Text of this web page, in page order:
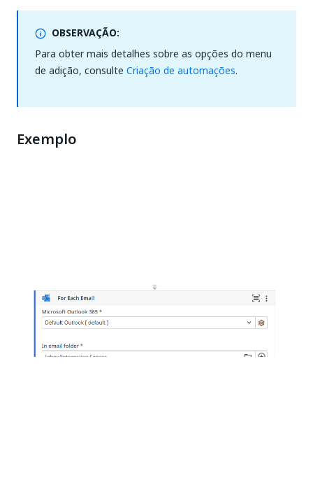
OBSERVAÇÃO:
Para obter mais detalhes sobre as opções do menu
de adição, consulte Criação de automações.
Exemplo